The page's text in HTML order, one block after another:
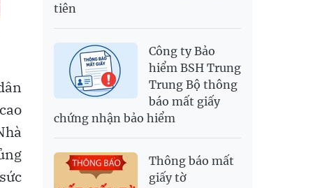
tiên
Công ty Bảo
hiểm BSH Trung
Trung Bộ thông
báo mất giấy
chứng nhận bảo hiểm
Thông báo mất
giấy tờ